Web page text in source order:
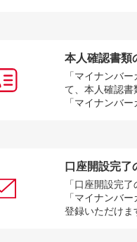
本人確認書類
「マイナンバ
て、本人確認書
「マイナンバ
口座開設完了
「口座開設完
「マイナンバ
登録いただけま